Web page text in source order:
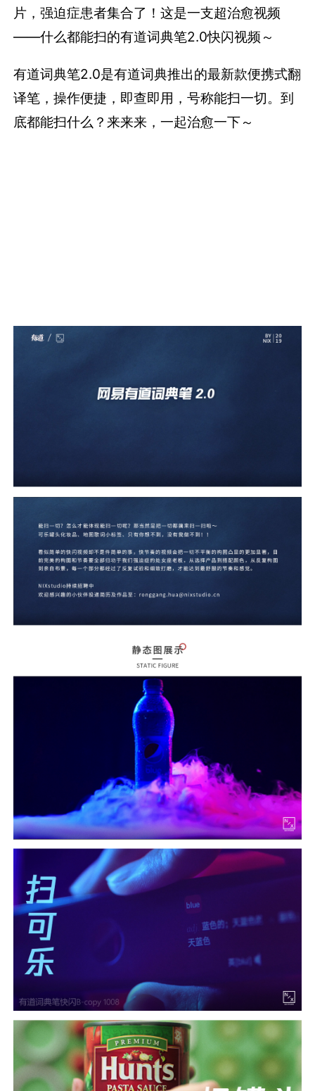
片，强迫症患者集合了！这是一支超治愈视频
——什么都能扫的有道词典笔2.0快闪视频～
有道词典笔2.0是有道词典推出的最新款便携式翻
译笔，操作便捷，即查即用，号称能扫一切。到
底都能扫什么？来来来，一起治愈一下～